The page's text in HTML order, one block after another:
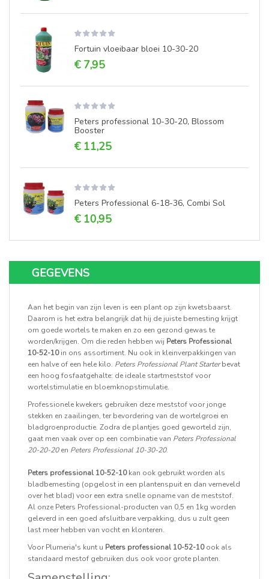
Fortuin vloeibaar bloei 10-30-20
€ 7,95
Peters professional 10-30-20, Blossom
Booster
€ 11,25
Peters Professional 6-18-36, Combi Sol
€ 10,95
GEGEVENS
Aan het begin van zijn leven is een plant op zijn kwetsbaarst.
Daarom is het extra belangrijk dat hij de juiste bemesting krijgt
om goede wortels te maken en zo een gezond gewas te
worden/krijgen. Om die reden hebben wij Peters Professional
10-52-10in ons assortiment. Nu ook in kleinverpakkingen van
een halve of een hele kilo. Peters Professional Plant Starterbevat
een hoog fosfaatgehalte: de ideale startmeststof voor
wortelstimulatie en bloemknopstimulatie.
Professionele kwekers gebruiken deze meststof voor jonge
stekken en zaailingen, ter bevordering van de wortelgroei en
bladgroenproductie. Zodra de plantjes goed geworteld zijn,
gaat men vaak over op een combinatie van Peters Professional
20-20-20en Peters Professional 10-30-20.
Peters professional 10-52-10kan ook gebruikt worden als
bladbemesting (opgelost in een plantenspuit en dan verneveld
over het blad) voor een extra snelle opname van de meststof.
Al onze Peters Professional-producten van 0,5 en 1kg worden
geleverd in een goed afsluitbare verpakking, dus u zult geen
last meer hebben van vocht en klonteren.
Voor Plumeria's kunt u Peters professional 10-52-10ook als
standaard mestof gebruiken dus ook voor grote planten.